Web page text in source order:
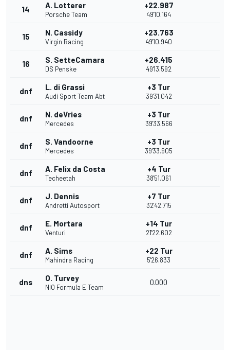
14 A. Lotterer
Porsche Team
+22.987
49'10.164
15 N. Cassidy
Virgin Racing
+23.763
49'10.940
16 S. SetteCamara
DS Penske
+26.415
49'13.592
dnf L. di Grassi
Audi Sport Team Abt
+3 Tur
39'31.042
dnf N. deVries
Mercedes
+3 Tur
39'33.566
dnf S. Vandoorne
Mercedes
+3 Tur
39'33.905
dnf A. Felix da Costa
Techeetah
+4 Tur
38'51.061
dnf J. Dennis
Andretti Autosport
+7 Tur
32'42.715
dnf E. Mortara
Venturi
+14 Tur
21'22.602
dnf A. Sims
Mahindra Racing
+22 Tur
5'26.833
dns O. Turvey
NIO Formula E Team
0.000